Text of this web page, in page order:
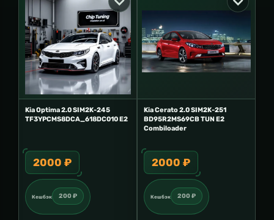
Kia Optima 2.0 SIM2K-245
TF3YPCMS8DCA_618DC010 E2
2000 ₽
Кешбэк 200 ₽
Kia Cerato 2.0 SIM2K-251
BD95R2MS69CB TUN E2
Combiloader
2000 ₽
Кешбэк 200 ₽